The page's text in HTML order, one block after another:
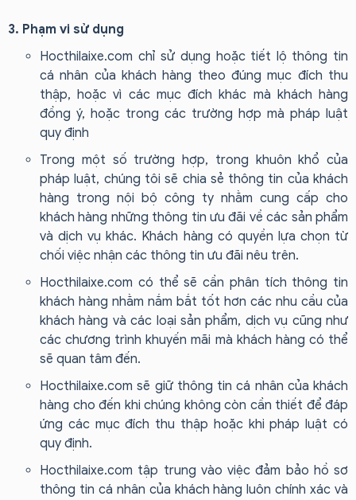
3. Phạm vi sử dụng
Hocthilaixe.com chỉ sử dụng hoặc tiết lộ thông tin
cá nhân của khách hàng theo đúng mục đích thu
thập, hoặc vì các mục đích khác mà khách hàng
đồng ý, hoặc trong các trường hợp mà pháp luật
quy định
Trong một số trường hợp, trong khuôn khổ của
pháp luật, chúng tôi sẽ chia sẻ thông tin của khách
hàng trong nội bộ công ty nhằm cung cấp cho
khách hàng những thông tin ưu đãi về các sản phẩm
và dịch vụ khác. Khách hàng có quyền lựa chọn từ
chối việc nhận các thông tin ưu đãi nêu trên.
Hocthilaixe.com có thể sẽ cần phân tích thông tin
khách hàng nhằm nắm bắt tốt hơn các nhu cầu của
khách hàng và các loại sản phẩm, dịch vụ cũng như
các chương trình khuyến mãi mà khách hàng có thể
sẽ quan tâm đến.
Hocthilaixe.com sẽ giữ thông tin cá nhân của khách
hàng cho đến khi chúng không còn cần thiết để đáp
ứng các mục đích thu thập hoặc khi pháp luật có
quy định.
Hocthilaixe.com tập trung vào việc đảm bảo hồ sơ
thông tin cá nhân của khách hàng luôn chính xác và